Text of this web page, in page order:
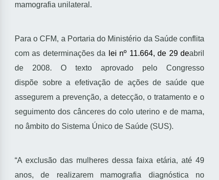
mamografia unilateral.
Para o CFM, a Portaria do Ministério da Saúde conflita
com as determinações da
lei nº 11.664, de 29deabril
de 2008. O texto aprovado pelo Congresso
dispõe sobre a efetivação de ações de saúde que
assegurem a prevenção, a detecção, o tratamento e o
seguimento dos cânceres do colo uterino e de mama,
no âmbito do Sistema Único de Saúde (SUS).
“A exclusão das mulheres dessa faixa etária, até 49
anos, de realizarem mamografia diagnóstica no